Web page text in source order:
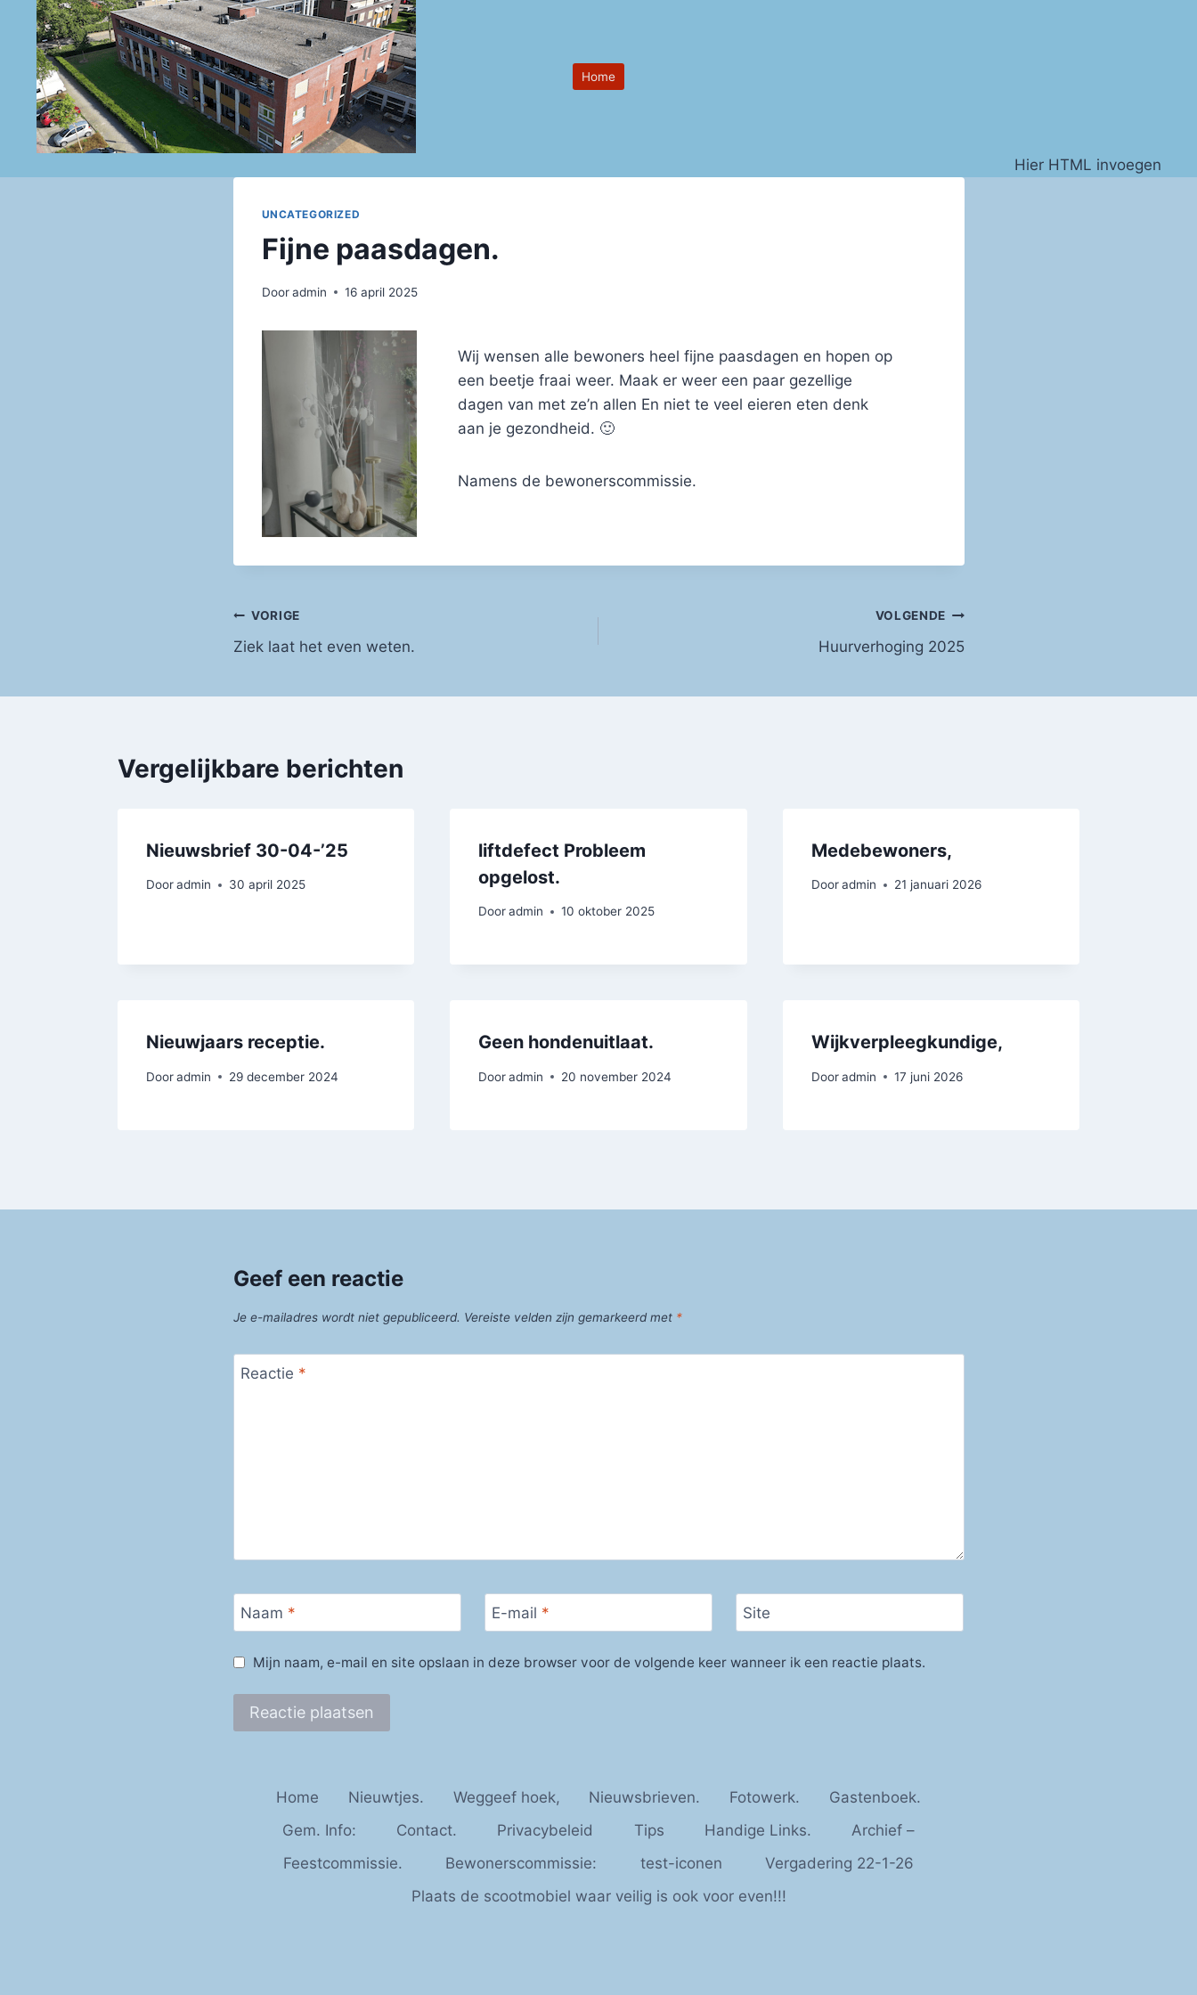
Doorgaan
inhoud
Home
Hier HTML invoegen
UNCATEGORIZED
Fijne paasdagen.
Door admin 16 april 2025
Wij wensen alle bewoners heel fijne paasdagen en hopen op
een beetje fraai weer. Maak er weer een paar gezellige
dagen van met ze’n allen En niet te veel eieren eten denk
aan je gezondheid. 🙂
Namens de bewonerscommissie.
Bericht
navigatie
VORIGE
Ziek laat het even weten.
VOLGENDE
Huurverhoging 2025
Vergelijkbare berichten
Nieuwsbrief 30-04-’25
Door admin 30 april 2025
liftdefect Probleem
opgelost.
Door admin 10 oktober 2025
Medebewoners,
Dooradmin 21 januari 2026
Nieuwjaars receptie.
Door admin 29 december 2024
Geen hondenuitlaat.
Door admin 20 november 2024
Wijkverpleegkundige,
Dooradmin 17 juni 2026
Geef een reactie
Je e-mailadres wordt niet gepubliceerd. Vereiste velden zijn gemarkeerd met *
Reactie *
Naam * E-mail * Site
Mijn naam, e-mail en site opslaan in deze browser voor de volgende keer wanneer ik een reactie plaats.
Home Nieuwtjes. Weggeef hoek, Nieuwsbrieven. Fotowerk.
Gastenboek.
Gem. Info:
Contact. Privacybeleid Tips Handige Links.
Archief –
Feestcommissie.
Bewonerscommissie: test-iconen
Vergadering 22-1-26
Plaats de scootmobiel waar veilig is ook voor even!!!